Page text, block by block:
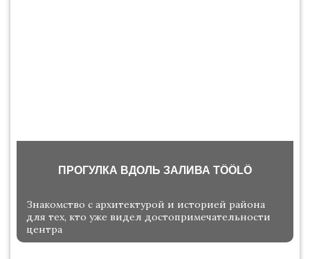
ПРОГУЛКА ВДОЛЬ ЗАЛИВА ТÖÖLÖ
Знакомство с архитектурой и историей района
для тех, кто уже видел достопримечательности
центра